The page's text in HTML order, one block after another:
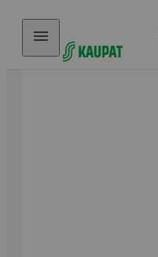
Hyppää sisältöön